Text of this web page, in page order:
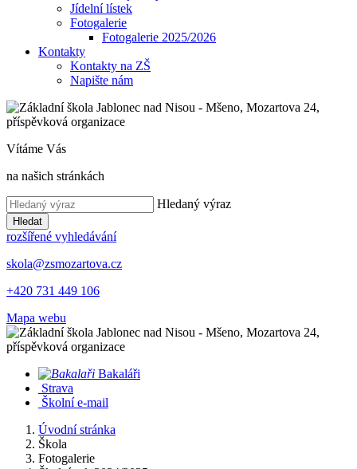
Jídelní lístek
Fotogalerie
Fotogalerie 2025/2026
Kontakty
Kontakty na ZŠ
Napište nám
Vítáme Vás
na našich stránkách
Hledaný výraz
Hledat
rozšířené vyhledávání
skola@zsmozartova.cz
+420 731 449 106
Mapa webu
Bakaláři
Strava
Školní e-mail
Úvodní stránka
Škola
Fotogalerie